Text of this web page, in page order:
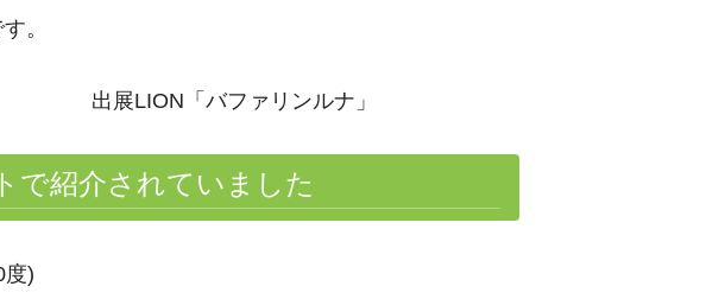
す。
LION 「バファリンルナ」
で紹介されていました
度)